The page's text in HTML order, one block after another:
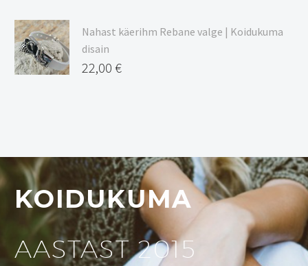
Nahast käerihm Rebane valge | Koidukuma
disain
22,00 €
KOIDUKUMA
AASTAST 2015